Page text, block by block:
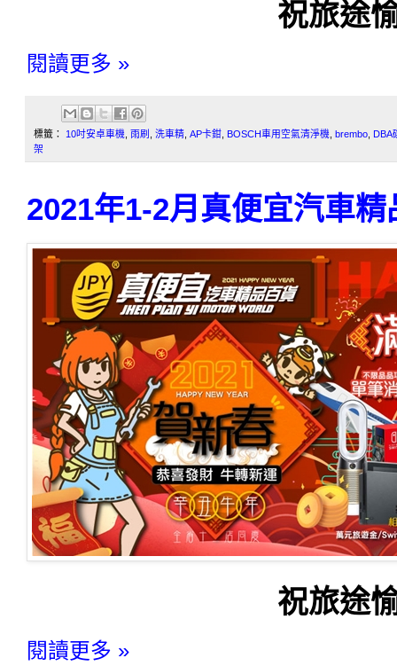
祝旅途
閱讀更多 »
標籤： 10吋安卓車機 雨刷 洗車精 AP卡鉗 BOSCH車用空氣清淨機 brembo DBA
架
2021年1-2月真便宜汽車
祝旅途
閱讀更多 »